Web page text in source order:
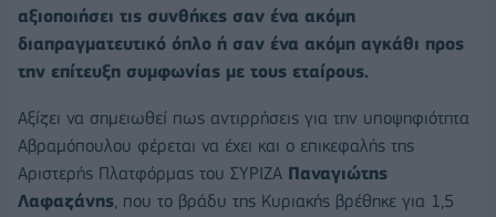
αξιοποιήσει τις συνθήκες σαν ένα ακόμη
διαπραγματευτικό όπλο ή σαν ένα ακόμη αγκάθι προς
την επίτευξη συμφωνίας με τους εταίρους.
Αξίζει να σημειωθεί πως αντιρρήσεις για την υποψηφιότητα
Αβραμόπουλου φέρεται να έχει και ο επικεφαλής της
Αριστερής Πλατφόρμας του ΣΥΡΙΖΑ Παναγιώτης
Λαφαζάνης, που το βράδυ της Κυριακής βρέθηκε για 1,5